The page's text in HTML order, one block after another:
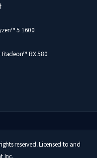
5 1600
Radeon™ RX 580
reserved. Licensed to and
Inc.